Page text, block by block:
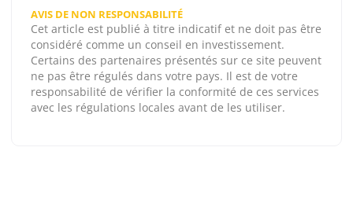
AVIS DE NON RESPONSABILITÉ
Cet article est publié à titre indicatif et ne doit pas être
considéré comme un conseil en investissement.
Certains des partenaires présentés sur ce site peuvent
ne pas être régulés dans votre pays. Il est de votre
responsabilité de vérifier la conformité de ces services
avec les régulations locales avant de les utiliser.